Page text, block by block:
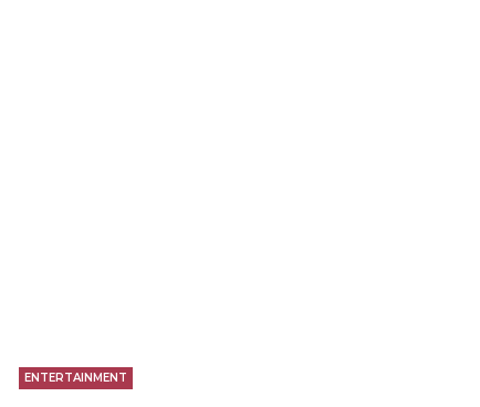
ENTERTAINMENT